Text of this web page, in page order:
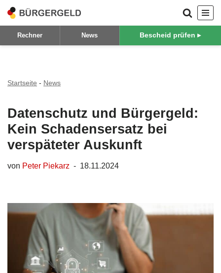
Zum
Inhalt
Rechner News Bescheid prüfen ▸
Startseite - News
Datenschutz und Bürgergeld:
Kein Schadensersatz bei
verspäteter Auskunft
von Peter Piekarz 18.11.2024